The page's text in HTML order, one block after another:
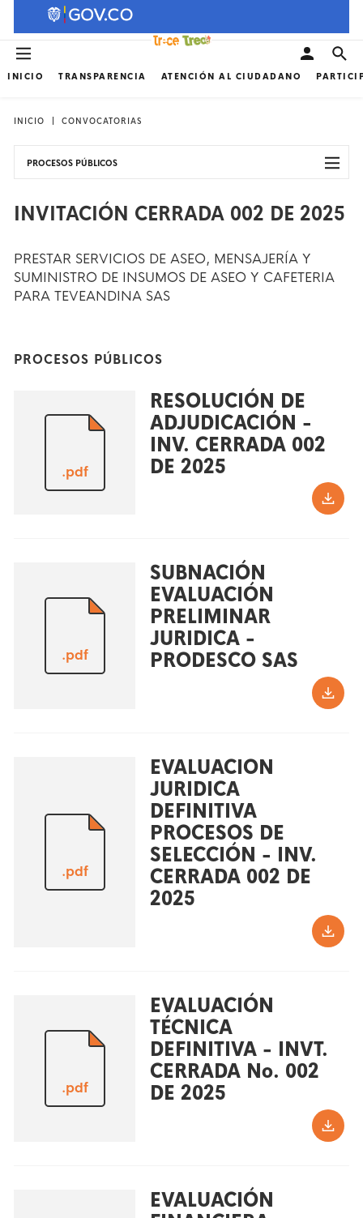
INICIO TRANSPARENCIA ATENCIÓN AL CIUDADANO
INICIO CONVOCATORIAS
PROCESOS PÚBLICOS
INVITACIÓN CERRADA 002 DE 2025
PRESTAR SERVICIOS DE ASEO, MENSAJERÍA Y
SUMINISTRO DE INSUMOS DE ASEO Y CAFETERIA
PARA TEVEANDINA SAS
PROCESOS PÚBLICOS
.pdf
RESOLUCIÓN DE
ADJUDICACIÓN -
INV. CERRADA 002
DE 2025
.pdf
SUBNACIÓN
EVALUACIÓN
PRELIMINAR
JURIDICA -
PRODESCO SAS
.pdf
EVALUACION
JURIDICA
DEFINITIVA
PROCESOS DE
SELECCIÓN - INV.
CERRADA 002 DE
2025
.pdf
EVALUACIÓN
TÉCNICA
DEFINITIVA - INVT.
CERRADA No. 002
DE 2025
EVALUACIÓN